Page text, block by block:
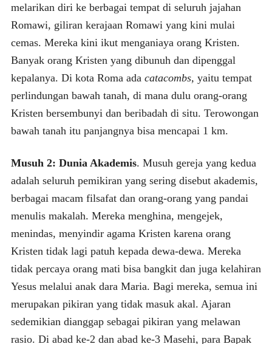
melarikan diri ke berbagai tempat di seluruh jajahan
Romawi, giliran kerajaan Romawi yang kini mulai
cemas. Mereka kini ikut menganiaya orang Kristen.
Banyak orang Kristen yang dibunuh dan dipenggal
kepalanya. Di kota Roma ada catacombs, yaitu tempat
perlindungan bawah tanah, di mana dulu orang-orang
Kristen bersembunyi dan beribadah di situ. Terowongan
bawah tanah itu panjangnya bisa mencapai 1 km.
Musuh 2: Dunia Akademis. Musuh gereja yang kedua
adalah seluruh pemikiran yang sering disebut akademis,
berbagai macam filsafat dan orang-orang yang pandai
menulis makalah. Mereka menghina, mengejek,
menindas, menyindir agama Kristen karena orang
Kristen tidak lagi patuh kepada dewa-dewa. Mereka
tidak percaya orang mati bisa bangkit dan juga kelahiran
Yesus melalui anak dara Maria. Bagi mereka, semua ini
merupakan pikiran yang tidak masuk akal. Ajaran
sedemikian dianggap sebagai pikiran yang melawan
rasio. Di abad ke-2 dan abad ke-3 Masehi, para Bapak